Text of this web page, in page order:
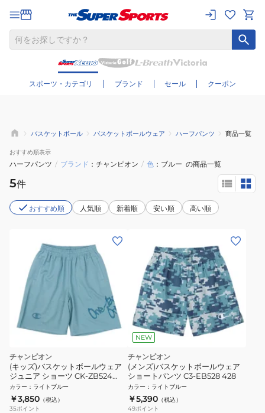
スポーツ・カテゴリ ブランド セール クーポン
さらに絞り込む
バスケットボール バスケットボールウェア ハーフパンツ 商品一覧
おすすめ順表示
ハーフパンツ / ブランド チャンピオン / 色 ブルー の商品一覧
5件
おすすめ順 人気順 新着順 安い順 高い順
チャンピオン
(キッズ)バスケットボールウェア
ジュニア ショーツ CK-ZB524
428
カラー ： ライトブルー
￥3,850 （税込）
35ポイント
NEW
チャンピオン
(メンズ)バスケットボールウェア
ショートパンツ C3-EB528 428
カラー ： ライトブルー
￥5,390 （税込）
49ポイント